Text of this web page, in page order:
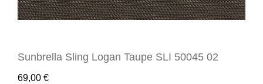
Sunbrella Sling Logan Taupe SLI 50045 02
69,00 €